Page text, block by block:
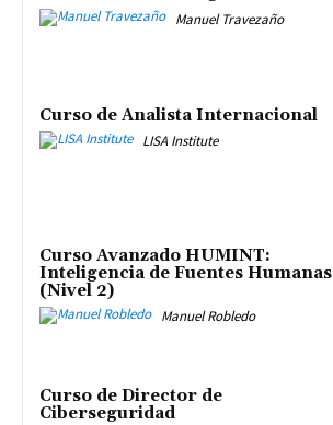
Manuel Travezaño
Curso de Analista Internacional
LISA Institute
Curso Avanzado HUMINT:
Inteligencia de Fuentes Humanas
(Nivel 2)
Manuel Robledo
Curso de Director de
Ciberseguridad